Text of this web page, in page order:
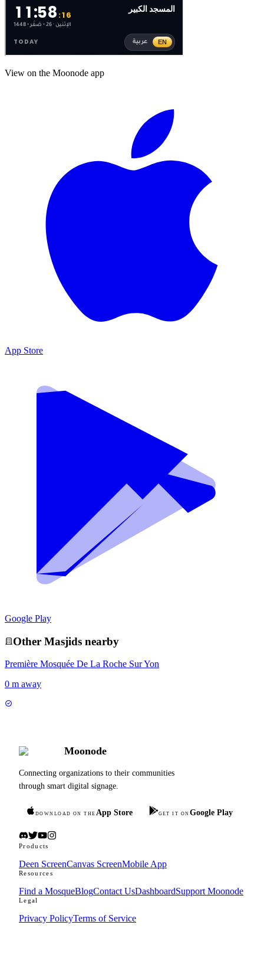
View on the Moonode app
App Store
Google Play
Other Masjids nearby
Première Mosquée De La Roche Sur Yon
0 m away
Moonode
Connecting organizations to their communities
through smart digital signage.
DOWNLOAD ON THE App Store GET IT ON Google Play
Products
Deen ScreenCanvas ScreenMobile App
Resources
Find a MosqueBlogContact UsDashboardSupport Moonode
Legal
Privacy PolicyTerms of Service